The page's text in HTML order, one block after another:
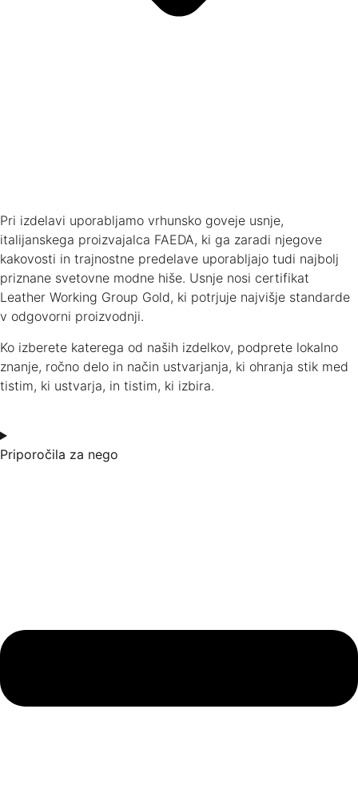
Pri izdelavi uporabljamo vrhunsko goveje usnje,
italijanskega proizvajalca FAEDA, ki ga zaradi njegove
kakovosti in trajnostne predelave uporabljajo tudi najbolj
priznane svetovne modne hiše. Usnje nosi certifikat
Leather Working Group Gold, ki potrjuje najvišje standarde
v odgovorni proizvodnji.
Ko izberete katerega od naših izdelkov, podprete lokalno
znanje, ročno delo in način ustvarjanja, ki ohranja stik med
tistim, ki ustvarja, in tistim, ki izbira.
Priporočila za nego